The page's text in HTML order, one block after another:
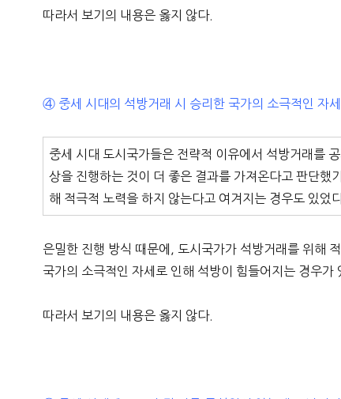
따라서 보기의 내용은 옳지 않다.
④ 중세 시대의 석방거래 시 승리한 국가의 소극적인 자
중세 시대 도시국가들은 전략적 이유에서 석방거래를
상을 진행하는 것이 더 좋은 결과를 가져온다고 판단했
해 적극적 노력을 하지 않는다고 여겨지는 경우도 있었
은밀한 진행 방식 때문에, 도시국가가 석방거래를 위해
국가의 소극적인 자세로 인해 석방이 힘들어지는 경우가
따라서 보기의 내용은 옳지 않다.